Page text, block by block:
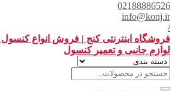
02188886526
info@konj.ir
/
فروشگاه اینترنتی کنج | فروش انواع کنسول
لوازم جانبی و تعمیر کنسول